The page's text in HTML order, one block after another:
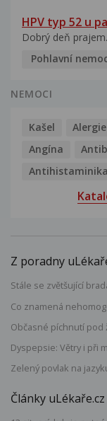
HPV typ 52 u
Dobrý deň
Pohlavní
NEMOCI
Kašel Alergie
Angína
Antihistaminika
Z poradny
Stále se zvětšující
Co znamená
Občasné píchnutí pod
Dyspepsie: Větry i při
Zelený povlak na
Články uLékaře.cz